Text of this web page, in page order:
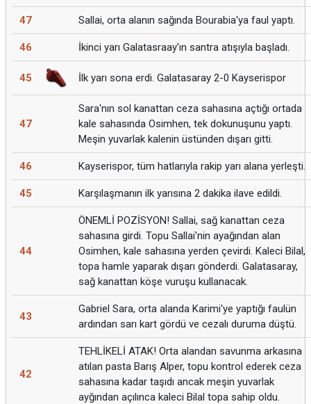
47 Sallai, orta alanın sağında Bourabia'ya faul yaptı.
46 İkinci yarı Galatasraay'ın santra atışıyla başladı.
45 İlk yarı sona erdi. Galatasaray 2-0 Kayserispor
47
Sara'nın sol kanattan ceza sahasına açtığı ortada
kale sahasında Osimhen, tek dokunuşunu yaptı.
Meşin yuvarlak kalenin üstünden dışarı gitti.
46 Kayserispor, tüm hatlarıyla rakip yarı alana yerleşti.
45 Karşılaşmanın ilk yarısına 2 dakika ilave edildi.
44
ÖNEMLİ POZİSYON! Sallai, sağ kanattan ceza
sahasına girdi. Topu Sallai'nin ayağından alan
Osimhen, kale sahasına yerden çevirdi. Kaleci Bilal,
topa hamle yaparak dışarı gönderdi. Galatasaray,
sağ kanattan köşe vuruşu kullanacak.
43
Gabriel Sara, orta alanda Karimi'ye yaptığı faulün
ardından sarı kart gördü ve cezalı duruma düştü.
42
TEHLİKELİ ATAK! Orta alandan savunma arkasına
atılan pasta Barış Alper, topu kontrol ederek ceza
sahasına kadar taşıdı ancak meşin yuvarlak
ayğından açılınca kaleci Bilal topa sahip oldu.